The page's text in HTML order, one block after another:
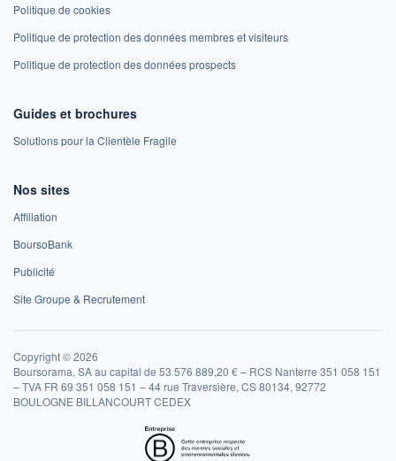
Politique de cookies
Politique de protection des données membres et visiteurs
Politique de protection des données prospects
Guides et brochures
Solutions pour la Clientèle Fragile
Nos sites
Affiliation
BoursoBank
Publicité
Site Groupe & Recrutement
Copyright © 2026
Boursorama, SA au capital de 53 576 889,20 € – RCS Nanterre 351 058 151
– TVA FR 69 351 058 151 – 44 rue Traversière, CS 80134, 92772
BOULOGNE BILLANCOURT CEDEX